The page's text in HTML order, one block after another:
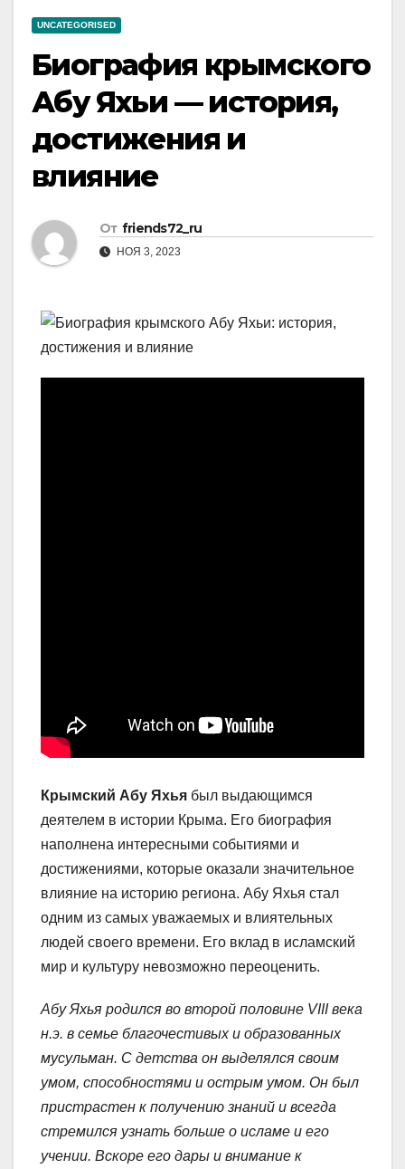
UNCATEGORISED
Биография крымского
Абу Яхьи — история,
достижения и
влияние
От friends72_ru
НОЯ 3, 2023
Крымский Абу Яхья был выдающимся
деятелем в истории Крыма. Его биография
наполнена интересными событиями и
достижениями, которые оказали значительное
влияние на историю региона. Абу Яхья стал
одним из самых уважаемых и влиятельных
людей своего времени. Его вклад в исламский
мир и культуру невозможно переоценить.
Абу Яхья родился во второй половине VIII века
н.э. в семье благочестивых и образованных
мусульман. С детства он выделялся своим
умом, способностями и острым умом. Он был
пристрастен к получению знаний и всегда
стремился узнать больше о исламе и его
учении. Вскоре его дары и внимание к